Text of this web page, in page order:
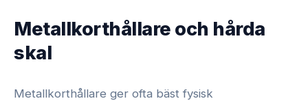
Metallkorthållare och hårda
skal
Metallkorthållare ger ofta bäst fysisk